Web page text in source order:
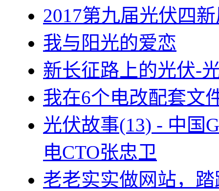
2017第九届光伏四
我与阳光的爱恋
新长征路上的光伏-
我在6个电改配套文
光伏故事(13) - 中国
电CTO张忠卫
老老实实做网站，